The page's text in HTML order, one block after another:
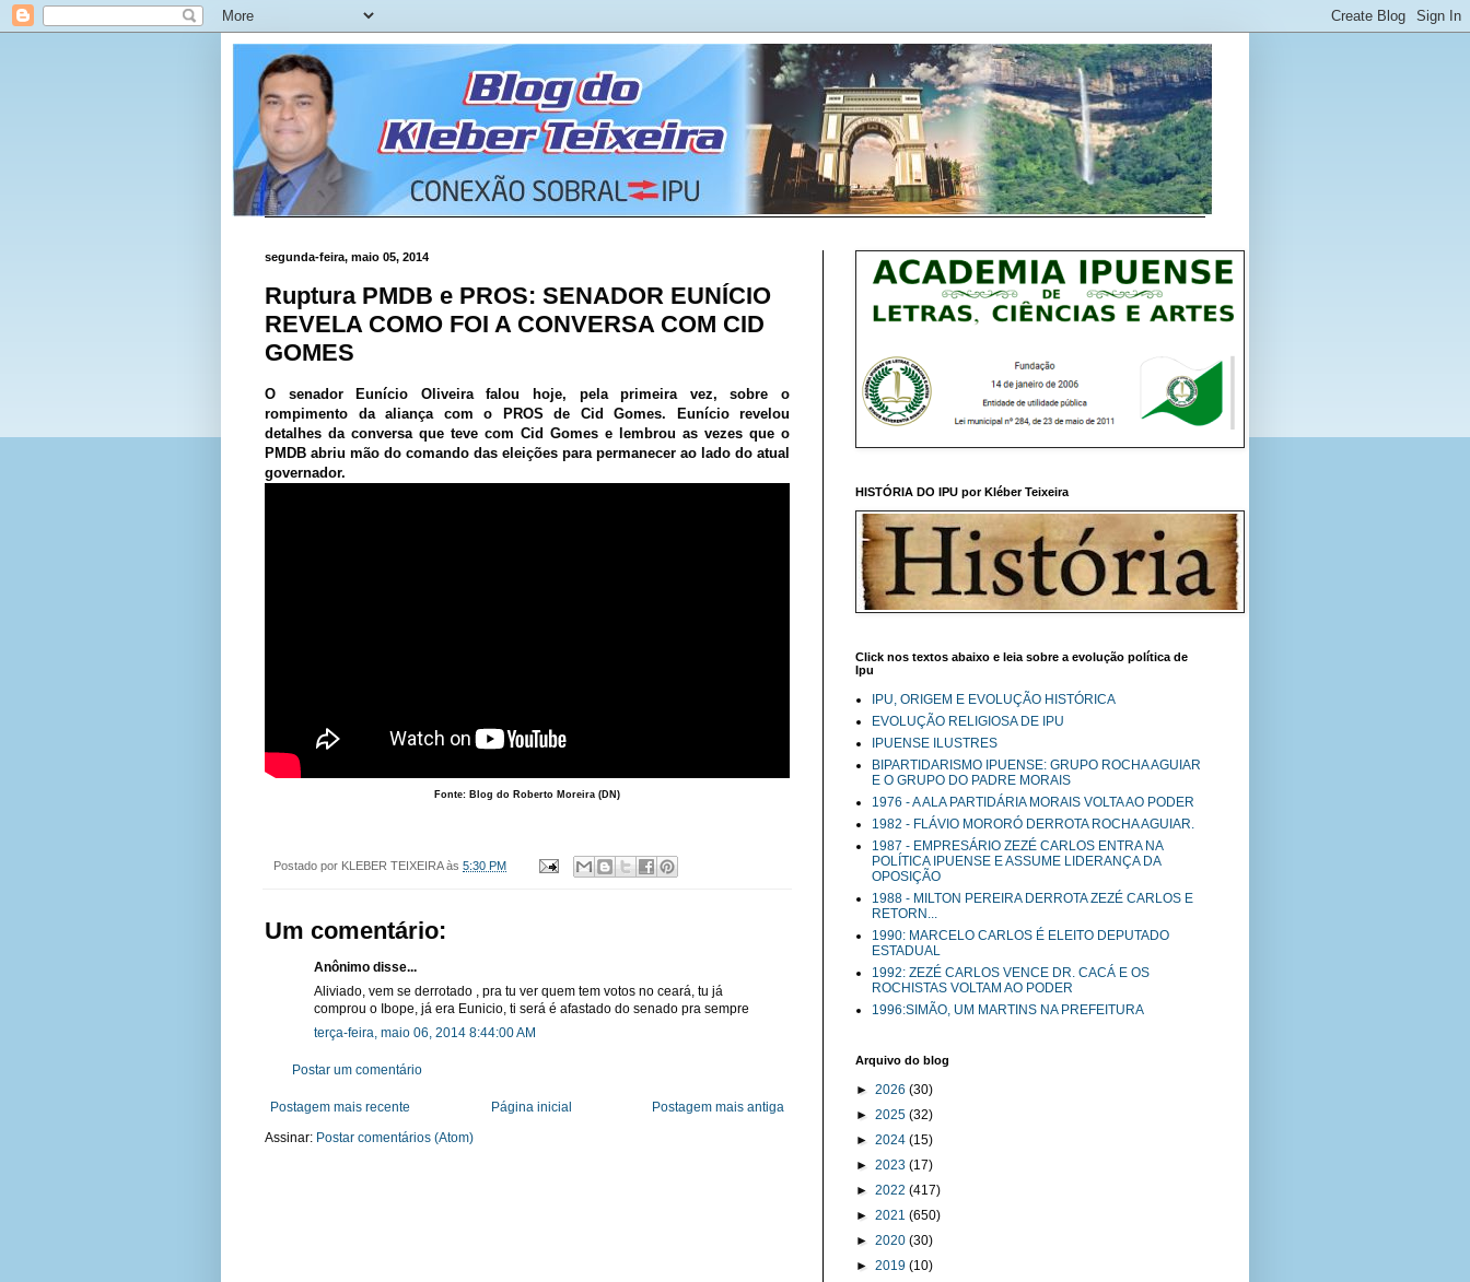
segunda-feira, maio 05, 2014
Ruptura PMDB e PROS: SENADOR EUNÍCIO
REVELA COMO FOI A CONVERSA COM CID
GOMES
O senador Eunício Oliveira falou hoje, pela primeira vez, sobre o
rompimento da aliança com o PROS de Cid Gomes. Eunício revelou
detalhes da conversa que teve com Cid Gomes e lembrou as vezes que o
PMDB abriu mão do comando das eleições para permanecer ao lado do atual
governador.
Fonte: Blog do Roberto Moreira (DN)
Postado por KLEBER TEIXEIRA às 5:30 PM
Um comentário:
Anônimo disse...
Aliviado, vem se derrotado , pra tu ver quem tem votos no ceará, tu já
comprou o Ibope, já era Eunicio, ti será é afastado do senado pra sempre
terça-feira, maio 06, 2014 8:44:00 AM
Postar um comentário
Postagem mais recente Postagem mais antiga
Página inicial
Assinar: Postar comentários (Atom)
HISTÓRIA DO IPU por Kléber Teixeira
Click nos textos abaixo e leia sobre a evolução política de
Ipu
IPU, ORIGEM E EVOLUÇÃO HISTÓRICA
EVOLUÇÃO RELIGIOSA DE IPU
IPUENSE ILUSTRES
BIPARTIDARISMO IPUENSE: GRUPO ROCHA AGUIAR
E O GRUPO DO PADRE MORAIS
1976 - A ALA PARTIDÁRIA MORAIS VOLTA AO PODER
1982 - FLÁVIO MORORÓ DERROTA ROCHA AGUIAR.
1987 - EMPRESÁRIO ZEZÉ CARLOS ENTRA NA
POLÍTICA IPUENSE E ASSUME LIDERANÇA DA
OPOSIÇÃO
1988 - MILTON PEREIRA DERROTA ZEZÉ CARLOS E
RETORN...
1990: MARCELO CARLOS É ELEITO DEPUTADO
ESTADUAL
1992: ZEZÉ CARLOS VENCE DR. CACÁ E OS
ROCHISTAS VOLTAM AO PODER
1996:SIMÃO, UM MARTINS NA PREFEITURA
Arquivo do blog
► 2026 (30)
► 2025 (32)
► 2024 (15)
► 2023 (17)
► 2022 (417)
► 2021 (650)
► 2020 (30)
► 2019 (10)